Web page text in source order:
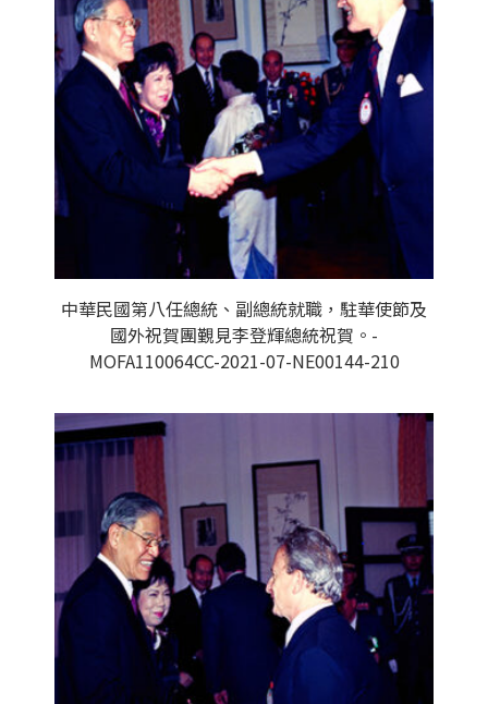
中華民國第八任總統、副總統就職，駐華使節及
國外祝賀團覲見李登輝總統祝賀。-
MOFA110064CC-2021-07-NE00144-210